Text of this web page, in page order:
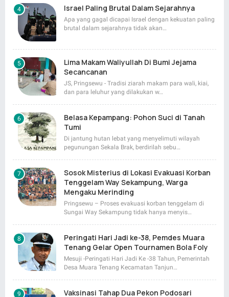
Israel Paling Brutal Dalam Sejarahnya
Apa yang gagal dicapai Israel dengan kekuatan paling
brutal dalam sejarahnya tidak akan…
Lima Makam Waliyullah Di Bumi Jejama
Secancanan
JS, Pringsewu - Tradisi ziarah makam para wali, kiai,
dan para leluhur yang dilakukan w…
Belasa Kepampang: Pohon Suci di Tanah
Tumi
Di jantung hutan lebat yang menyelimuti wilayah
pegunungan Sekala Brak, berdirilah sebu…
Sosok Misterius di Lokasi Evakuasi Korban
Tenggelam Way Sekampung, Warga
Mengaku Merinding
Pringsewu – Proses evakuasi korban tenggelam di
Sungai Way Sekampung tidak hanya menyis…
Peringati Hari Jadi ke-38, Pemdes Muara
Tenang Gelar Open Tournamen Bola Foly
Mesuji -Peringati Hari Jadi Ke -38 Tahun, Pemerintah
Desa Muara Tenang Kecamatan Tanjun…
Vaksinasi Tahap Dua Pekon Podosari